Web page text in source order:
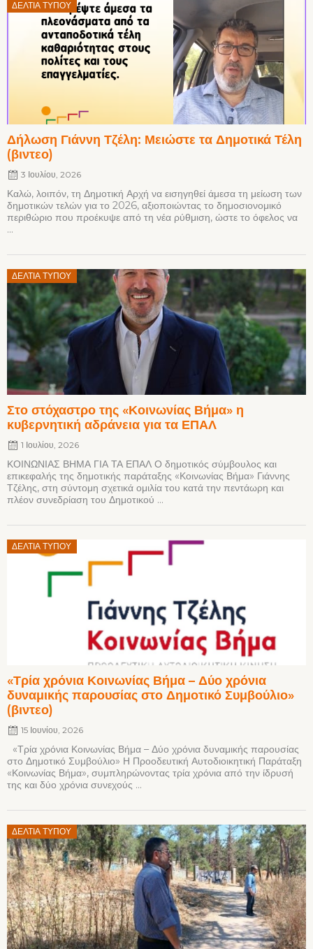
ΔΕΛΤΊΑ ΤΎΠΟΥ
Δήλωση Γιάννη Τζέλη: Μειώστε τα Δημοτικά Τέλη
(βιντεο)
Posted
on
3 Ιουλίου, 2026
Καλώ, λοιπόν, τη Δημοτική Αρχή να εισηγηθεί άμεσα τη μείωση των
δημοτικών τελών για το 2026, αξιοποιώντας το δημοσιονομικό
περιθώριο που προέκυψε από τη νέα ρύθμιση, ώστε το όφελος να
...
ΔΕΛΤΊΑ ΤΎΠΟΥ
Στο στόχαστρο της «Κοινωνίας Βήμα» η
κυβερνητική αδράνεια για τα ΕΠΑΛ
Posted
on
1 Ιουλίου, 2026
ΚΟΙΝΩΝΙΑΣ ΒΗΜΑ ΓΙΑ ΤΑ ΕΠΑΛ Ο δημοτικός σύμβουλος και
επικεφαλής της δημοτικής παράταξης «Κοινωνίας Βήμα» Γιάννης
Τζέλης, στη σύντομη σχετικά ομιλία του κατά την πεντάωρη και
πλέον συνεδρίαση του Δημοτικού ...
ΔΕΛΤΊΑ ΤΎΠΟΥ
«Τρία χρόνια Κοινωνίας Βήμα – Δύο χρόνια
δυναμικής παρουσίας στο Δημοτικό Συμβούλιο»
(βιντεο)
Posted
15 Ιουνίου, 2026
«Τρία χρόνια Κοινωνίας Βήμα – Δύο χρόνια δυναμικής παρουσίας
στο Δημοτικό Συμβούλιο» Η Προοδευτική Αυτοδιοικητική Παράταξη
«Κοινωνίας Βήμα», συμπληρώνοντας τρία χρόνια από την ίδρυσή
της και δύο χρόνια συνεχούς ...
ΔΕΛΤΊΑ ΤΎΠΟΥ
Posted
on